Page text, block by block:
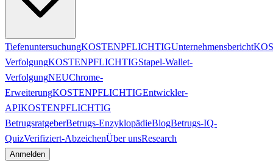
TiefenuntersuchungKOSTENPFLICHTIGUnternehmensbericht
VerfolgungKOSTENPFLICHTIGStapel-Wallet-
VerfolgungNEUChrome-
ErweiterungKOSTENPFLICHTIGEntwickler-
APIKOSTENPFLICHTIG
BetrugsratgeberBetrugs-EnzyklopädieBlogBetrugs-IQ-
QuizVerifiziert-AbzeichenÜber unsResearch
Anmelden